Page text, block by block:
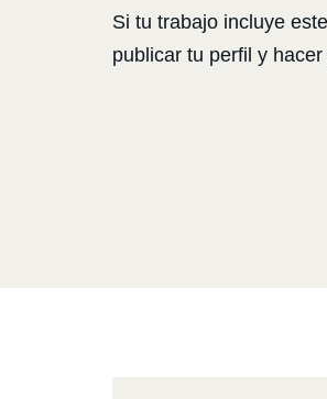
Si tu trabajo incluye
publicar tu perfil y